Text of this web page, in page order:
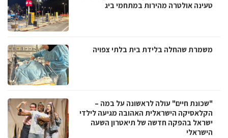
טעינה אולטרה מהירות במתחמי ביג
משמרת שהחלה בלידת בית בלתי צפויה
"שכונת חיים" עולה לראשונה על במה –
הקלאסיקה הישראלית האהובה מגיעה לילדי
ישראל בהפקה חדשה של תיאטרון השעה
הישראלי